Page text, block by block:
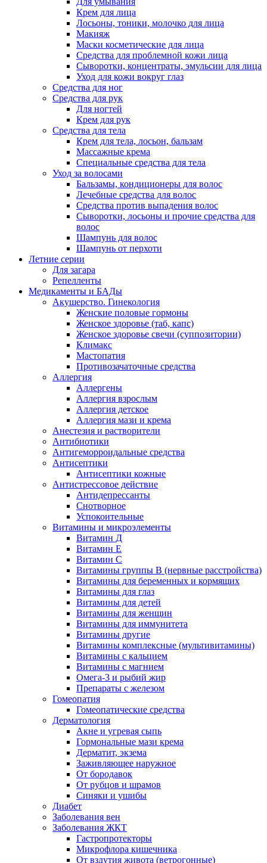
Крем для лица
Лосьоны, тоники, молочко для лица
Макияж
Маски косметические для лица
Средства для проблемной кожи лица
Сыворотки, концентраты, эмульсии для лица
Уход для кожи вокруг глаз
Средства для ног
Средства для рук
Для ногтей
Крем для рук
Средства для тела
Крем для тела, лосьон, бальзам
Массажные крема
Специальные средства для тела
Уход за волосами
Бальзамы, кондиционеры для волос
Лечебные средства для волос
Средства против выпадения волос
Сыворотки, лосьоны и прочие средства для
волос
Шампунь для волос
Шампунь от перхоти
Летние серии
Для загара
Репелленты
Медикаменты и БАДы
Акушерство. Гинекология
Женские половые гормоны
Женское здоровье (таб, капс)
Женское здоровье свечи (суппозитории)
Климакс
Мастопатия
Противозачаточные средства
Аллергия
Аллергены
Аллергия взрослым
Аллергия детское
Аллергия мази и крема
Анестезия и растворители
Антибиотики
Антигеморроидальные средства
Антисептики
Антисептики кожные
Антистрессовое действие
Антидепрессанты
Снотворное
Успокоительные
Витамины и микроэлементы
Витамин Д
Витамин Е
Витамин С
Витамины группы В (нервные расстройства)
Витамины для беременных и кормящих
Витамины для глаз
Витамины для детей
Витамины для женщин
Витамины для иммунитета
Витамины другие
Витамины комплексные (мультивитамины)
Витамины с кальцием
Витамины с магнием
Омега-3 и рыбий жир
Препараты с железом
Гомеопатия
Гомеопатические средства
Дерматология
Акне и угревая сыпь
Гормональные мази крема
Дерматит, экзема
Заживляющее наружное
От бородавок
От рубцов и шрамов
Синяки и ушибы
Диабет
Заболевания вен
Заболевания ЖКТ
Гастропротекторы
Микрофлора кишечника
От вздутия живота (ветрогонные)